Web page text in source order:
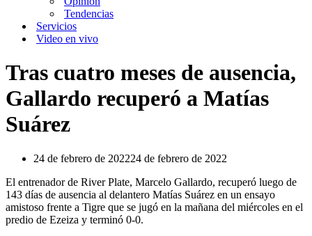
Tendencias
Servicios
Video en vivo
Tras cuatro meses de ausencia,
Gallardo recuperó a Matías
Suárez
24 de febrero de 202224 de febrero de 2022
El entrenador de River Plate, Marcelo Gallardo, recuperó luego de
143 días de ausencia al delantero Matías Suárez en un ensayo
amistoso frente a Tigre que se jugó en la mañana del miércoles en el
predio de Ezeiza y terminó 0-0.